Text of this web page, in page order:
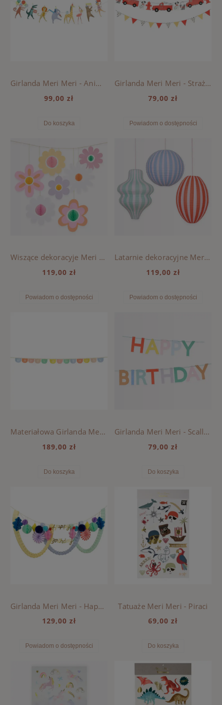
Girlanda Meri Meri - Animal Parade
99,00 zł
Do koszyka
Girlanda Meri Meri - Straż pożarna
79,00 zł
Powiadom o dostępności
Wiszące dekoracyje Meri Meri - Ogród Kwiatowy
119,00 zł
Powiadom o dostępności
Latarnie dekoracyjne Meri Meri - Stripy
119,00 zł
Powiadom o dostępności
Materiałowa Girlanda Meri Meri - Happy Birthday
189,00 zł
Do koszyka
Girlanda Meri Meri - Scallop Bright Happy Birthday
79,00 zł
Do koszyka
Girlanda Meri Meri - Happy Birthday
129,00 zł
Powiadom o dostępności
Tatuaże Meri Meri - Piraci
69,00 zł
Do koszyka